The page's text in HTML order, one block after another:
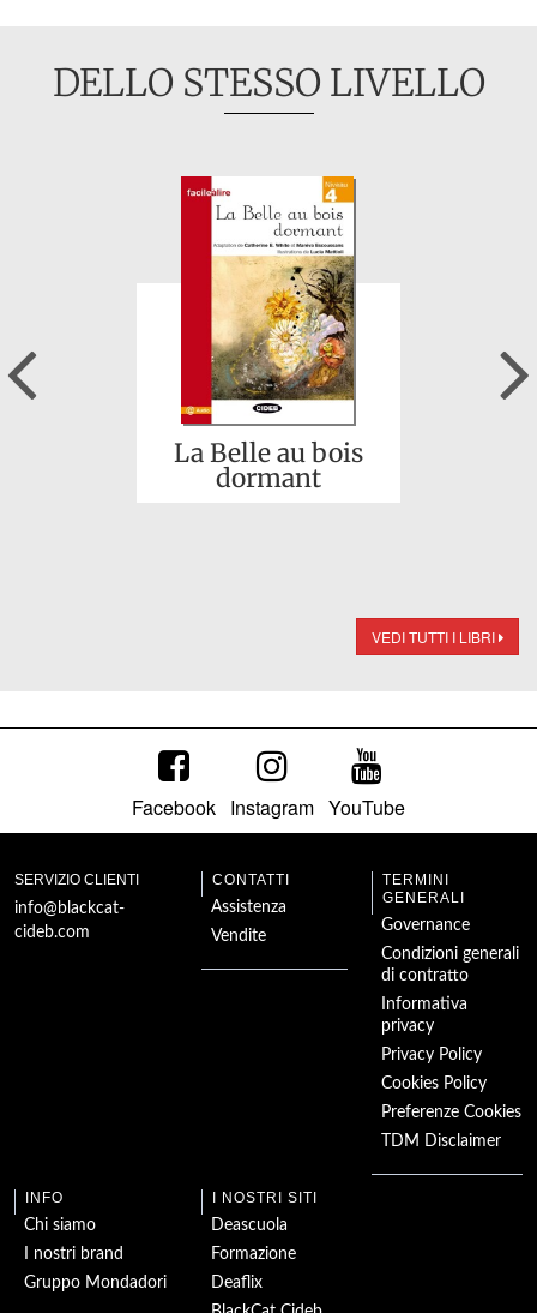
DELLO STESSO LIVELLO
La Belle au bois
dormant
Previous
VEDI TUTTI I LIBRI
Facebook Instagram YouTube